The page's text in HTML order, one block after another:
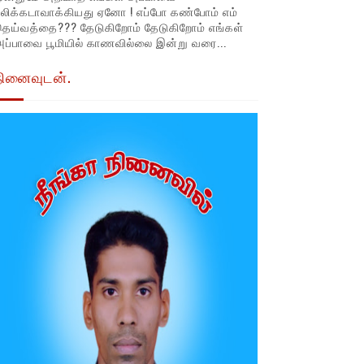
ஏனோ ! எப்போ கண்போம் எம்
தேடுகிறோம் தேடுகிறோம் எங்கள்
பூமியில் காணவில்லை இன்று வரை...